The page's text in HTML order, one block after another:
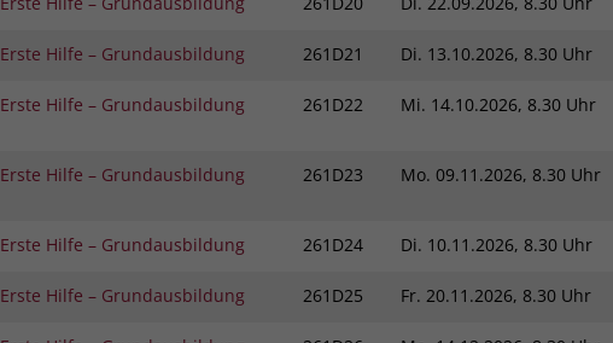
Erste Hilfe – Grundausbildung 261D21 Di. 13.10.2026, 8.30 Uhr
Erste Hilfe – Grundausbildung 261D22 Mi. 14.10.2026, 8.30 Uhr
Erste Hilfe – Grundausbildung 261D23 Mo. 09.11.2026, 8.30 Uhr
Erste Hilfe – Grundausbildung 261D24 Di. 10.11.2026, 8.30 Uhr
Erste Hilfe – Grundausbildung 261D25 Fr. 20.11.2026, 8.30 Uhr